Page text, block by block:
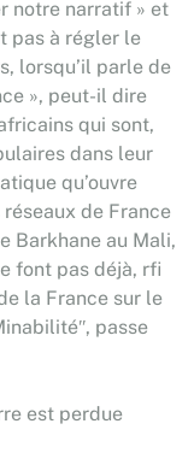
notre narratif » et
pas à régler le
lorsqu’il parle de
», peut-il dire
qui sont,
dans leur
qu’ouvre
de France
Barkhane au Mali,
font pas déjà, rfi
la France sur le
passe
est perdue